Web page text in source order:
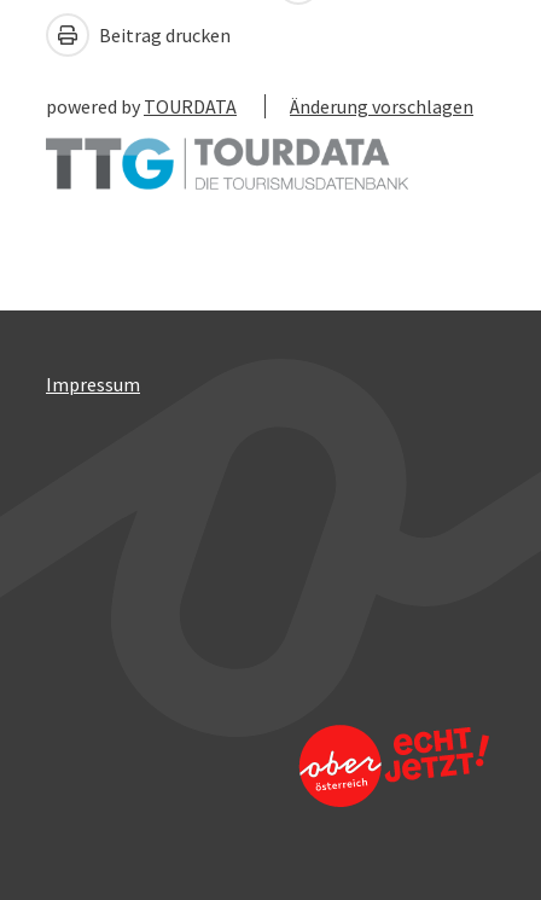
Beitrag drucken
powered by TOURDATA Änderung vorschlagen
Impressum